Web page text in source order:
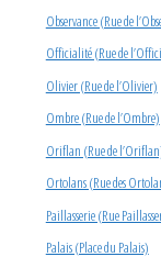
Observance (Rue de
Officialité (Rue de
Olivier (Rue de l’Olivier)
Ombre (Rue de l’Ombre)
Oriflan (Rue de
Ortolans (Rue des
Paillasserie (Rue
Palais (Place du Palais)